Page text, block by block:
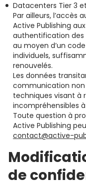
Datacenters Tier 3
Par ailleurs, l’accès
Active Publishing
authentification des
au moyen d’un
individuels,
renouvelés.
Les données
communication non
techniques visant à
incompréhensibles
Toute question à
Active Publishing
contact@active-
de